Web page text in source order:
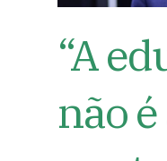
“A
não